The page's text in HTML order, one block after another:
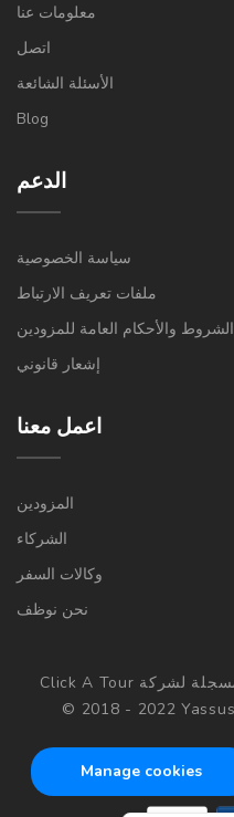
معلومات عنا
اتصل
الأسئلة الشائعة
Blog
الدعم
سياسة الخصوصية
ملفات تعريف الارتباط
الشروط والأحكام العامة للمزودين
إشعار قانوني
اعمل معنا
المزودين
الشركاء
وكالات السفر
نحن نوظف
Manage cookies